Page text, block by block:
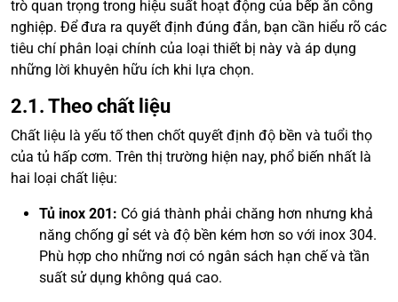
trò quan trọng trong hiệu suất hoạt động của bếp ăn công
nghiệp. Để đưa ra quyết định đúng đắn, bạn cần hiểu rõ các
tiêu chí phân loại chính của loại thiết bị này và áp dụng
những lời khuyên hữu ích khi lựa chọn.
2.1. Theo chất liệu
Chất liệu là yếu tố then chốt quyết định độ bền và tuổi thọ
của tủ hấp cơm. Trên thị trường hiện nay, phổ biến nhất là
hai loại chất liệu:
Tủ inox 201: Có giá thành phải chăng hơn nhưng khả
năng chống gỉ sét và độ bền kém hơn so với inox 304.
Phù hợp cho những nơi có ngân sách hạn chế và tần
suất sử dụng không quá cao.